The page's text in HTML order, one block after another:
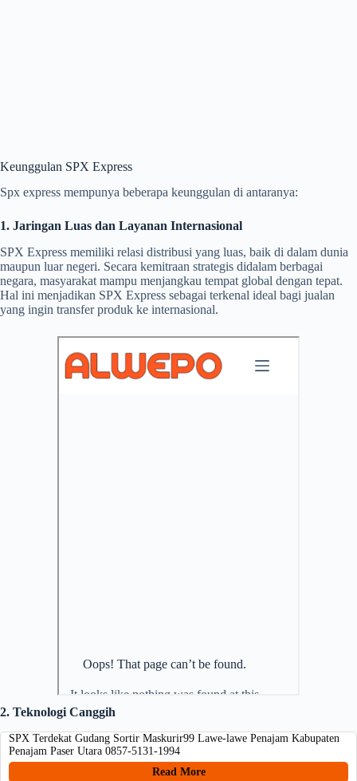
Keunggulan SPX Express
Spx express mempunya beberapa keunggulan di antaranya:
1. Jaringan Luas dan Layanan Internasional
SPX Express memiliki relasi distribusi yang luas, baik di dalam dunia
maupun luar negeri. Secara kemitraan strategis didalam berbagai
negara, masyarakat mampu menjangkau tempat global dengan tepat.
Hal ini menjadikan SPX Express sebagai terkenal ideal bagi jualan
yang ingin transfer produk ke internasional.
2. Teknologi Canggih
SPX Terdekat Gudang Sortir Maskurir99 Lawe-lawe Penajam Kabupaten
Penajam Paser Utara 0857-5131-1994
Read More